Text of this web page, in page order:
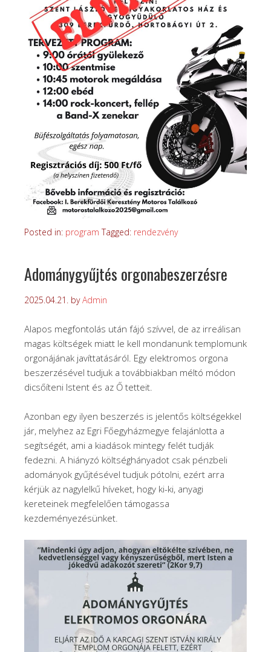
Posted in: program Tagged: rendezvény
Adománygyűjtés orgonabeszerzésre
2025.04.21. byAdmin
Alapos megfontolás után fájó szívvel, de az irreálisan
magas költségek miatt le kell mondanunk templomunk
orgonájának javíttatásáról. Egy elektromos orgona
beszerzésével tudjuk a továbbiakban méltó módon
dicsőíteni Istent és az Ő tetteit.
Azonban egy ilyen beszerzés is jelentős költségekkel
jár, melyhez az Egri Főegyházmegye felajánlotta a
segítségét, ami a kiadások mintegy felét tudják
fedezni. A hiányzó költséghányadot csak pénzbeli
adományok gyűjtésével tudjuk pótolni, ezért arra
kérjük az nagylelkű híveket, hogy ki-ki, anyagi
kereteinek megfelelően támogassa
kezdeményezésünket.